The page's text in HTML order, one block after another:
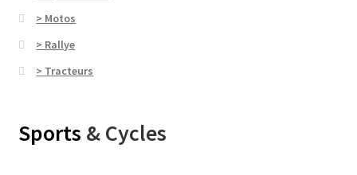
> Motos
> Rallye
> Tracteurs
Sports & Cycles